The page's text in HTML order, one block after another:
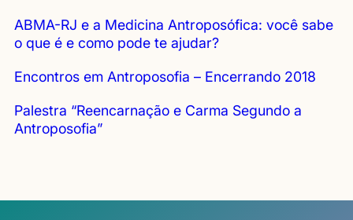
ABMA-RJ e a Medicina Antroposófica: você sabe
o que é e como pode te ajudar?
Encontros em Antroposofia – Encerrando 2018
Palestra “Reencarnação e Carma Segundo a
Antroposofia”